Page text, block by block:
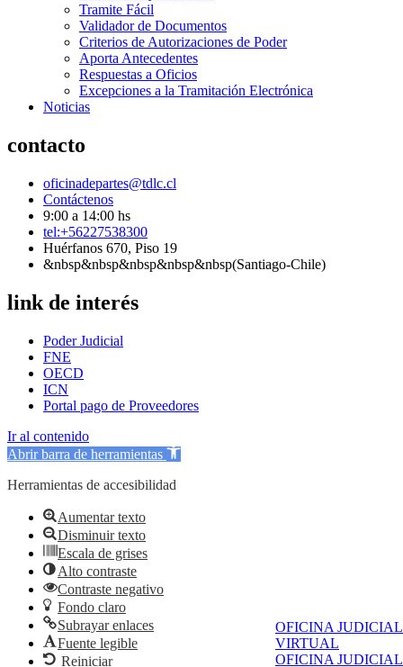
OFICINA JUDICIAL
VIRTUAL
OFICINA JUDICIAL
Tramite Fácil
Validador de Documentos
Criterios de Autorizaciones de Poder
Aporta Antecedentes
Respuestas a Oficios
Excepciones a la Tramitación Electrónica
Noticias
contacto
oficinadepartes@tdlc.cl
Contáctenos
9:00 a 14:00 hs
tel:+56227538300
Huérfanos 670, Piso 19
&nbsp&nbsp&nbsp&nbsp&nbsp(Santiago-Chile)
link de interés
Poder Judicial
FNE
OECD
ICN
Portal pago de Proveedores
Ir al contenido
Abrir barra de herramientas
Herramientas de accesibilidad
Aumentar texto
Disminuir texto
Escala de grises
Alto contraste
Contraste negativo
Fondo claro
Subrayar enlaces
Fuente legible
Reiniciar